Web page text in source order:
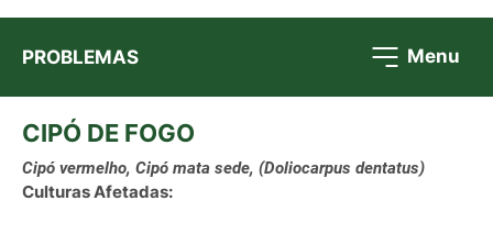
PROBLEMAS Menu
CIPÓ DE FOGO
Cipó vermelho, Cipó mata sede, (Doliocarpus dentatus)
Culturas Afetadas: